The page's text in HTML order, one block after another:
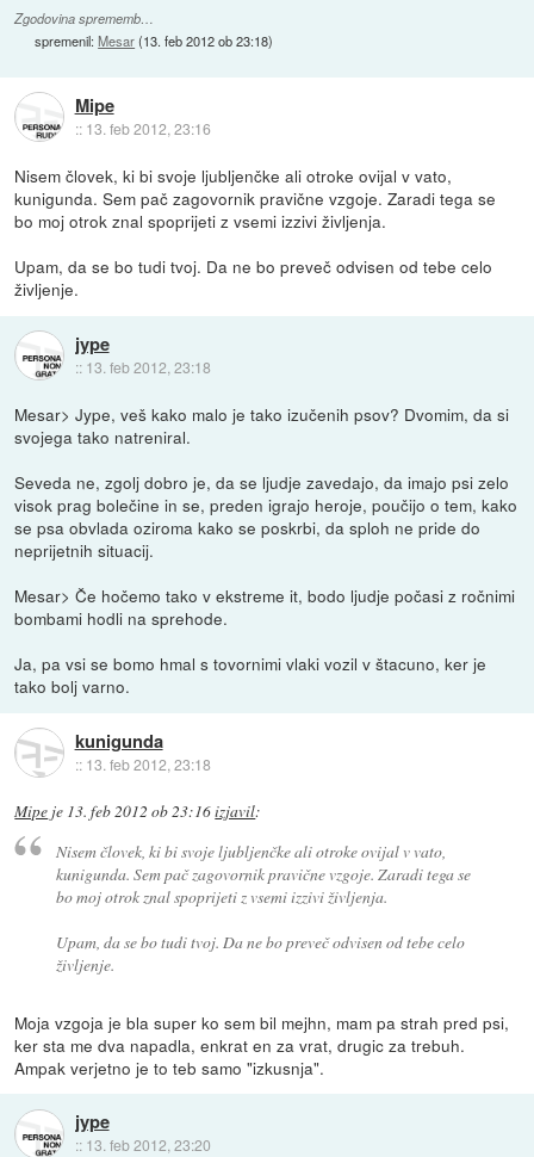
Zgodovina sprememb…
spremenil:Mesar(13. feb 2012 ob 23:18)
Mipe
:: 13. feb 2012, 23:16
Nisem človek, ki bi svoje ljubljenčke ali otroke ovijal v vato,
kunigunda. Sem pač zagovornik pravične vzgoje. Zaradi tega se
bo moj otrok znal spoprijeti z vsemi izzivi življenja.
Upam, da se bo tudi tvoj. Da ne bo preveč odvisen od tebe celo
življenje.
jype
:: 13. feb 2012, 23:18
Mesar> Jype, veš kako malo je tako izučenih psov? Dvomim, da si
svojega tako natreniral.
Seveda ne, zgolj dobro je, da se ljudje zavedajo, da imajo psi zelo
visok prag bolečine in se, preden igrajo heroje, poučijo o tem, kako
se psa obvlada oziroma kako se poskrbi, da sploh ne pride do
neprijetnih situacij.
Mesar> Če hočemo tako v ekstreme it, bodo ljudje počasi z ročnimi
bombami hodli na sprehode.
Ja, pa vsi se bomo hmal s tovornimi vlaki vozil v štacuno, ker je
tako bolj varno.
kunigunda
:: 13. feb 2012, 23:18
Mipe je 13. feb 2012 ob 23:16izjavil:
Nisem človek, ki bi svoje ljubljenčke ali otroke ovijal v vato,
kunigunda. Sem pač zagovornik pravične vzgoje. Zaradi tega se
bo moj otrok znal spoprijeti z vsemi izzivi življenja.
Upam, da se bo tudi tvoj. Da ne bo preveč odvisen od tebe celo
življenje.
Moja vzgoja je bla super ko sem bil mejhn, mam pa strah pred psi,
ker sta me dva napadla, enkrat en za vrat, drugic za trebuh.
Ampak verjetno je to teb samo "izkusnja".
jype
:: 13. feb 2012, 23:20